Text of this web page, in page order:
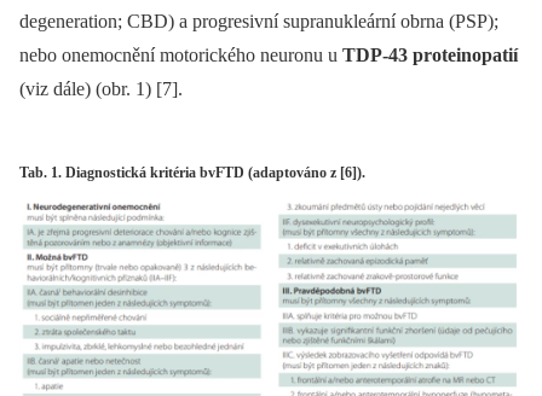
degeneration; CBD) a progresivní supranukleární obrna (PSP);
nebo onemocnění motorického neuronu u TDP-43 proteinopatií
(viz dále) (obr. 1) [7].
Tab. 1. Diagnostická kritéria bvFTD (adaptováno z [6]).